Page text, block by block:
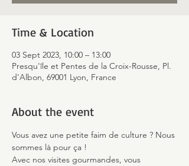
Time & Location
03 Sept 2023, 10:00 – 13:00
Presqu'île et Pentes de la Croix-Rousse, Pl.
d'Albon, 69001 Lyon, France
About the event
Vous avez une petite faim de culture ? Nous
sommes là pour ça !
Avec nos visites gourmandes, vous